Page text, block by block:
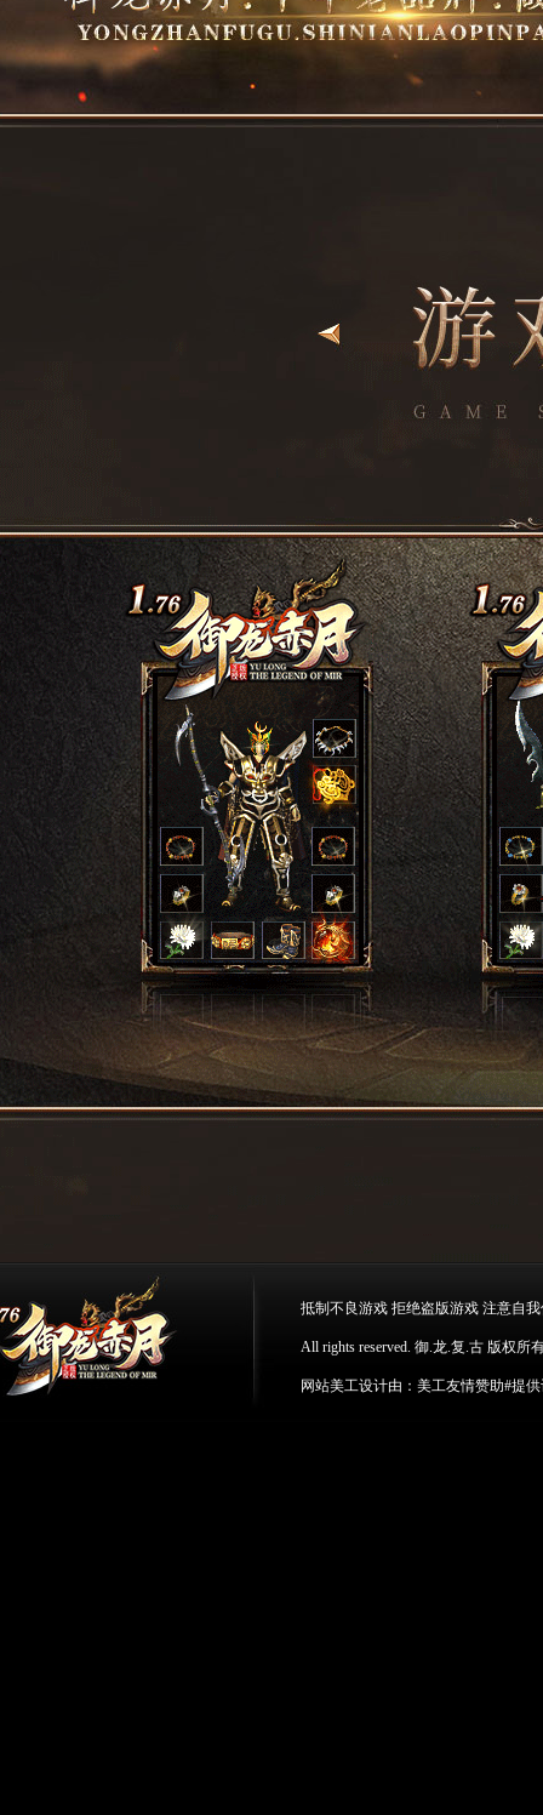
抵制不良游戏 拒绝盗版游戏 注意自
All rights reserved. 御.龙.复.古 版权
网站美工设计由：美工友情赞助#提